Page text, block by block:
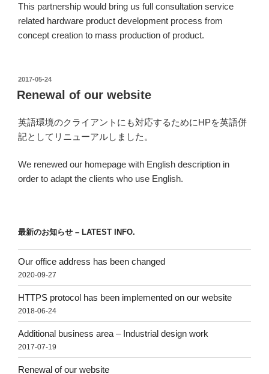
This partnership would bring us full consultation service
related hardware product development process from
concept creation to mass production of product.
投
稿
日:
2017-05-24
Renewal of our website
英語環境のクライアントにも対応するためにHPを英語併
記としてリニューアルしました。
We renewed our homepage with English description in
order to adapt the clients who use English.
最新のお知らせ – LATEST INFO.
Our office address has been changed
2020-09-27
HTTPS protocol has been implemented on our website
2018-06-24
Additional business area – Industrial design work
2017-07-19
Renewal of our website